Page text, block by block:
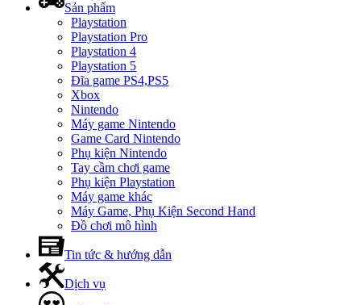
Sản phẩm
Playstation
Playstation Pro
Playstation 4
Playstation 5
Đĩa game PS4,PS5
Xbox
Nintendo
Máy game Nintendo
Game Card Nintendo
Phụ kiện Nintendo
Tay cầm chơi game
Phụ kiện Playstation
Máy game khác
Máy Game, Phụ Kiện Second Hand
Đồ chơi mô hình
Tin tức & hướng dẫn
Dịch vụ